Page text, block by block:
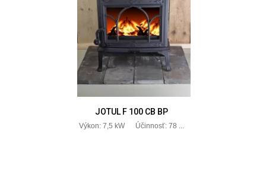
JOTUL F 100 CB BP
Výkon: 7,5 kW Účinnosť: 78 ...